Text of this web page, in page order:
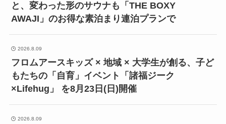
と、変わった形のサウナも「THE BOXY
AWAJI」のお得な素泊まり連泊プランで
2026.8.09
フロムアースキッズ × 地域 × 大学生が創る、子ど
もたちの「自育」イベント「諸福ジーク
×Lifehug」 を8月23日(日)開催
2026.8.09